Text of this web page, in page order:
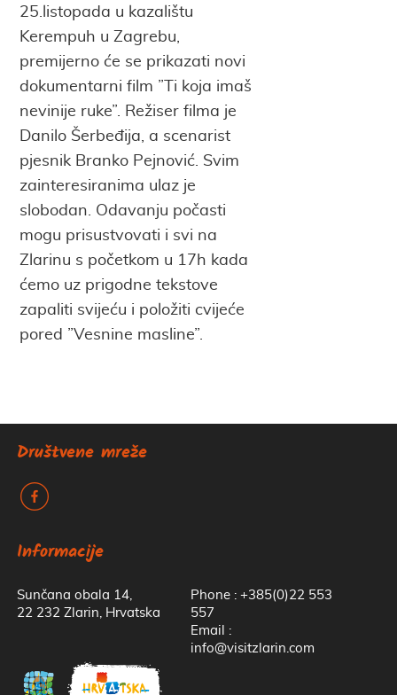
25.listopada u kazalištu
Kerempuh u Zagrebu,
premijerno će se prikazati novi
dokumentarni film ”Ti koja imaš
nevinije ruke”. Režiser filma je
Danilo Šerbeđija, a scenarist
pjesnik Branko Pejnović. Svim
zainteresiranima ulaz je
slobodan. Odavanju počasti
mogu prisustvovati i svi na
Zlarinu s početkom u 17h kada
ćemo uz prigodne tekstove
zapaliti svijeću i položiti cvijeće
pored ”Vesnine masline”.
Društvene mreže
k
Informacije
Sunčana obala 14,
22 232 Zlarin, Hrvatska
Phone : +385(0)22 553
557
Email :
info@visitzlarin.com